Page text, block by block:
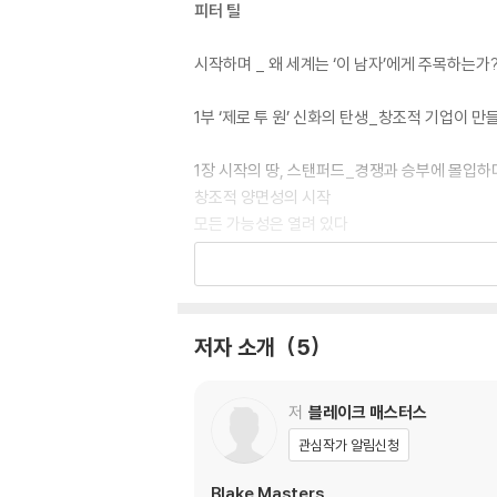
피터 틸
시작하며 _ 왜 세계는 ‘이 남자’에게 주목하는가?
1부 ‘제로 투 원’ 신화의 탄생_창조적 기업이 만
1장 시작의 땅, 스탠퍼드_경쟁과 승부에 몰입하
창조적 양면성의 시작
모든 가능성은 열려 있다
기업가와 투자가의 본질을 배우다
제로섬 게임
세계 최초 핀테크 기업, 페이팔의 설립
일론 머스크, 최악의 적에서 동료로
머스크의 해임
거인, 이베이의 어깨에 올라타다
저자 소개 5
저 블레이크 매스터스
관심작가 알림신청
Blake Masters